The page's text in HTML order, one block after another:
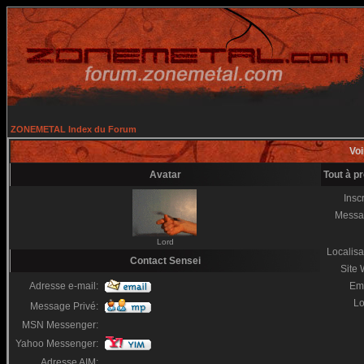
ZONEMETAL Index du Forum
Avatar Tout à
Lord
Site
Contact Sensei
Adresse e-mail:
Message Privé:
MSN Messenger:
Yahoo Messenger: